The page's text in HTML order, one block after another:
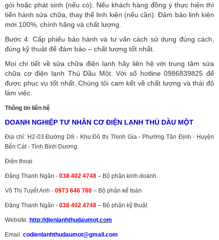
gói hoặc phát sinh (nếu có). Nếu khách hàng đồng ý thực hiện thì
tiến hành sửa chữa, thay thế linh kiện (nếu cần). Đảm bảo linh kiện
mới 100%, chính hãng và chất lượng.
Bước 4: Cấp phiếu bảo hành và tư vấn cách sử dụng đúng cách,
đúng kỹ thuật để đảm bảo – chất lượng tốt nhất.
Mọi chi tiết về sửa chữa điện lạnh hãy liên hệ với trung tâm sửa
chữa cơ điện lạnh Thủ Dầu Một. Với số hotline 0986839825 để
được phục vụ tốt nhất. Chúng tôi cam kết về chất lượng và thái độ
làm việc.
Thông tin liên hệ
DOANH NGHIỆP TƯ NHÂN CƠ ĐIỆN LẠNH THỦ DẦU MỘT
Địa chỉ: H2-03 Đường D8 - Khu Đô thị Thịnh Gia - Phường Tân Định - Huyện
Bến Cát - Tỉnh Bình Dương.
Điện thoại:
Đặng Thanh Ngân - 038 402 4748 – Bộ phận kinh doanh.
Võ Thị Tuyết Anh - 0973 646 780 – Bộ phận kế toán
Đặng Thanh Ngân - 038 402 4748 – Bộ phận kỹ thuật
Website: http://dienlanhthudaumot.com
Email: codienlanhthudaumot@gmail.com